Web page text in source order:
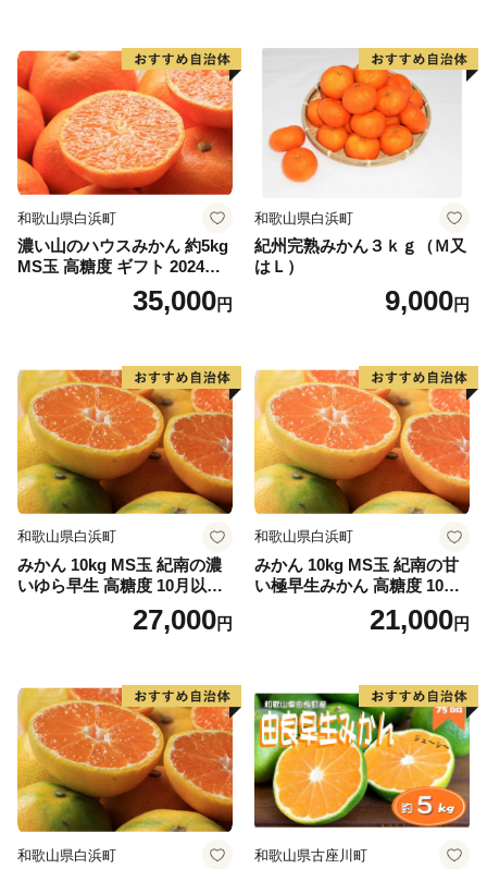
和歌山県白浜町
濃い山のハウスみかん 約5kg
MS玉 高糖度 ギフト 2024年7
35,000円
和歌山県白浜町
紀州完熟みかん３ｋｇ（Ｍ又
はＬ）
9,000円
和歌山県白浜町
みかん 10kg MS玉 紀南の濃
いゆら早生 高糖度 10月以降
発送 マルチ被覆栽培27,000円
和歌山県白浜町
みかん 10kg MS玉 紀南の甘
い極早生みかん 高糖度 10月
以降発送 マルチ被覆栽培
21,000円
和歌山県白浜町 和歌山県古座川町